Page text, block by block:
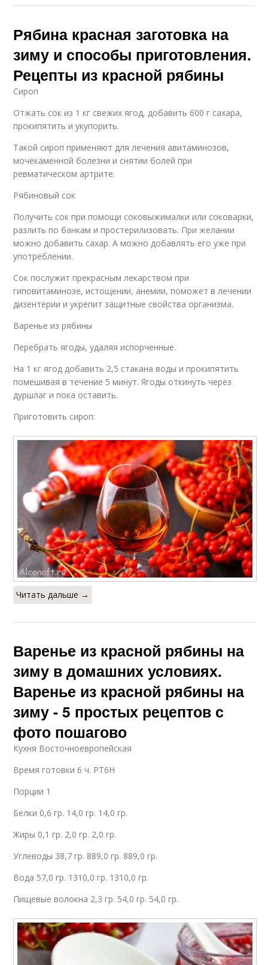
Рябина красная заготовка на
зиму и способы приготовления.
Рецепты из красной рябины
Сироп
Отжать сок из 1 кг свежих ягод, добавить 600 г сахара,
прокипятить и укупорить.
Такой сироп применяют для лечения авитаминозов,
мочекаменной болезни и снятии болей при
ревматическом артрите.
Рябиновый сок
Получить сок при помощи соковыжималки или соковарки,
разлить по банкам и простерилизовать. При желании
можно добавить сахар. А можно добавлять его уже при
употреблении.
Сок послужит прекрасным лекарством при
гиповитаминозе, истощении, анемии, поможет в лечении
дизентерии и укрепит защитные свойства организма.
Варенье из рябины
Перебрать ягоды, удаляя испорченные.
На 1 кг ягод добавить 2,5 стакана воды и прокипятить
помешивая в течение 5 минут. Ягоды откинуть через
дуршлаг и пока оставить.
Приготовить сироп:
Читать дальше →
Варенье из красной рябины на
зиму в домашних условиях.
Варенье из красной рябины на
зиму - 5 простых рецептов с
фото пошагово
Кухня Восточноевропейская
Время готовки 6 ч. PT6H
Порции 1
Белки 0,6 гр. 14,0 гр. 14,0 гр.
Жиры 0,1 гр. 2,0 гр. 2,0 гр.
Углеводы 38,7 гр. 889,0 гр. 889,0 гр.
Вода 57,0 гр. 1310,0 гр. 1310,0 гр.
Пищевые волокна 2,3 гр. 54,0 гр. 54,0 гр.